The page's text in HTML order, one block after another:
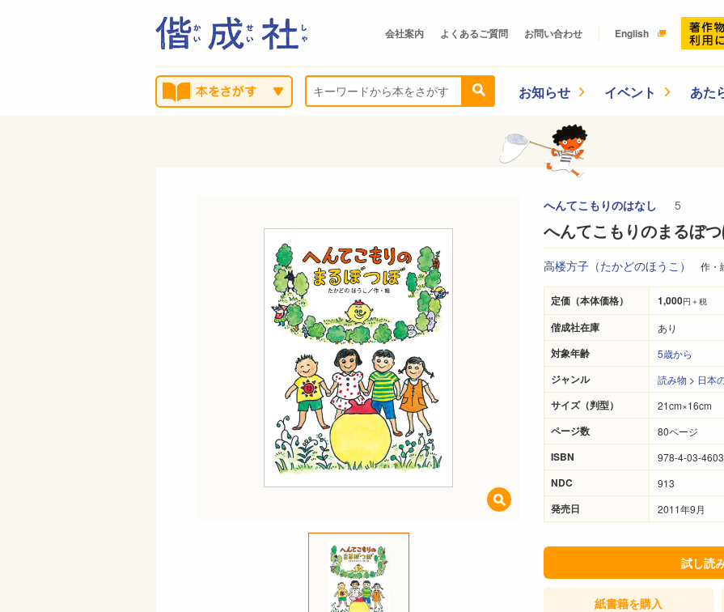
会社案内 よくあるご質問 お問い合わせ English
お知らせ イベント あた
へんてこもりのはなし 5
へんてこもりのまるぼ
高楼方子（たかどのほうこ） 作・
定価（本体価格） 1,000円＋税
偕成社在庫 あり
対象年齢 5歳から
ジャンル 読み物 > 日本
サイズ（判型） 21cm×16cm
ページ数 80ページ
ISBN 978-4-03-
NDC 913
発売日 2011年9月
試し読
紙書籍を購入